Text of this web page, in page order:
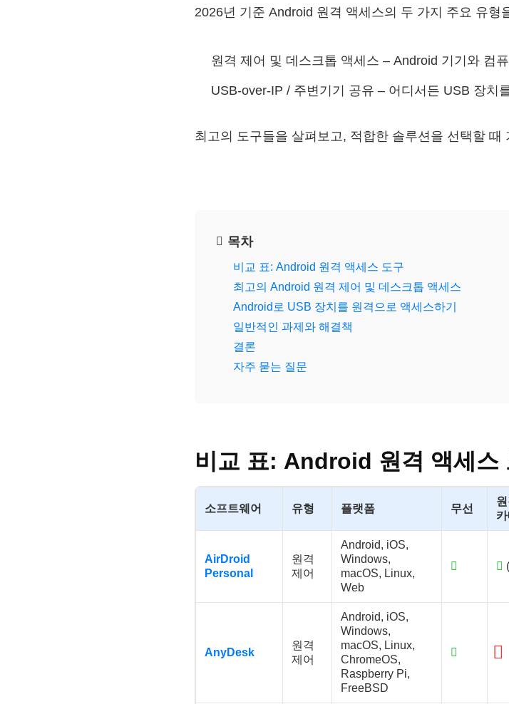
2026년 기준 Android 원격 액세스의 두 가지 주요 유형
원격 제어 및 데스크톱 액세스 – Android 기기와 컴
USB-over-IP / 주변기기 공유 – 어디서든 USB 장치
최고의 도구들을 살펴보고, 적합한 솔루션을 선택할
목차
비교 표: Android 원격 액세스 도구
최고의 Android 원격 제어 및 데스크톱 액세스
Android로 USB 장치를 원격으로 액세스하기
일반적인 과제와 해결책
결론
자주 묻는 질문
비교 표: Android 원격 액세스
소프트웨어 유형 플랫폼 무선
원
AirDroid
Personal
원격
제어
Android, iOS,
Windows,
macOS, Linux,
Web
AnyDesk
원격
제어
Android, iOS,
Windows,
macOS, Linux,
ChromeOS,
Raspberry Pi,
FreeBSD